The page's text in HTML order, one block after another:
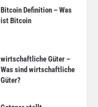
Bitcoin Definition – Was
ist Bitcoin
wirtschaftliche Güter –
Was sind wirtschaftliche
Güter?